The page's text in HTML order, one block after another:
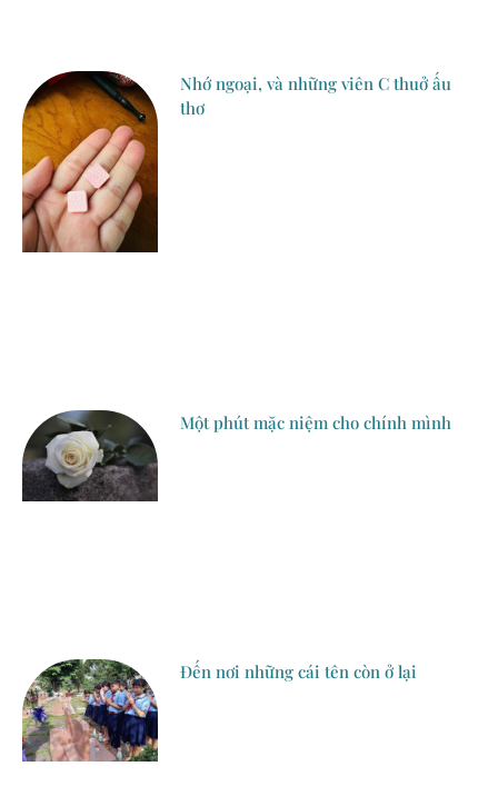
Nhớ ngoại, và những viên C thuở ấu
thơ
Một phút mặc niệm cho chính mình
Đến nơi những cái tên còn ở lại